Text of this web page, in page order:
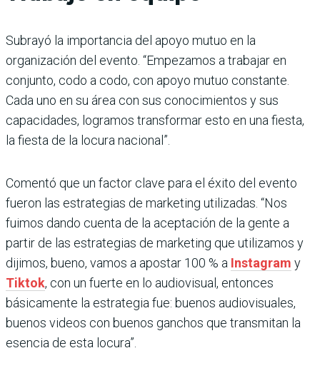
Subrayó la importancia del apoyo mutuo en la
organización del evento. “Empezamos a trabajar en
conjunto, codo a codo, con apoyo mutuo constante.
Cada uno en su área con sus conocimientos y sus
capacidades, logramos transformar esto en una fiesta,
la fiesta de la locura nacional”.
Comentó que un factor clave para el éxito del evento
fueron las estrategias de marketing utilizadas. “Nos
fuimos dando cuenta de la aceptación de la gente a
partir de las estrategias de marketing que utilizamos y
dijimos, bueno, vamos a apostar 100 % a Instagram y
Tiktok, con un fuerte en lo audiovisual, entonces
básicamente la estrategia fue: buenos audiovisuales,
buenos videos con buenos ganchos que transmitan la
esencia de esta locura”.